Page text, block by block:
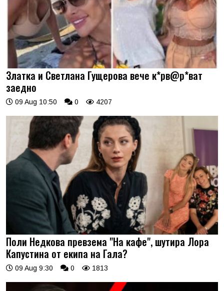
Златка и Светлана Гущерова вече к*рв@р*ват
заедно
09 Aug 10:50 0 4207
Поли Недкова превзема "На кафе", шутира Лора
Капустина от екипа на Гала?
09 Aug 9:30 0 1813